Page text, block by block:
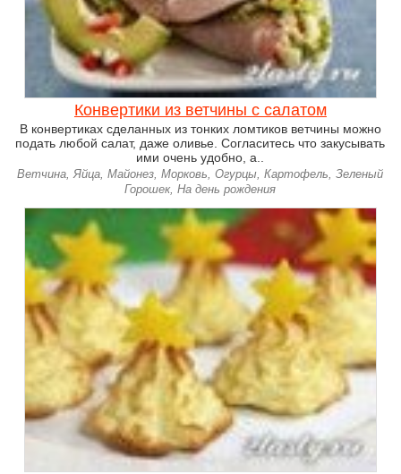
Конвертики из ветчины с салатом
В конвертиках сделанных из тонких ломтиков ветчины можно
подать любой салат, даже оливье. Согласитесь что закусывать
ими очень удобно, а..
Ветчина, Яйца, Майонез, Морковь, Огурцы, Картофель, Зеленый
Горошек, На день рождения